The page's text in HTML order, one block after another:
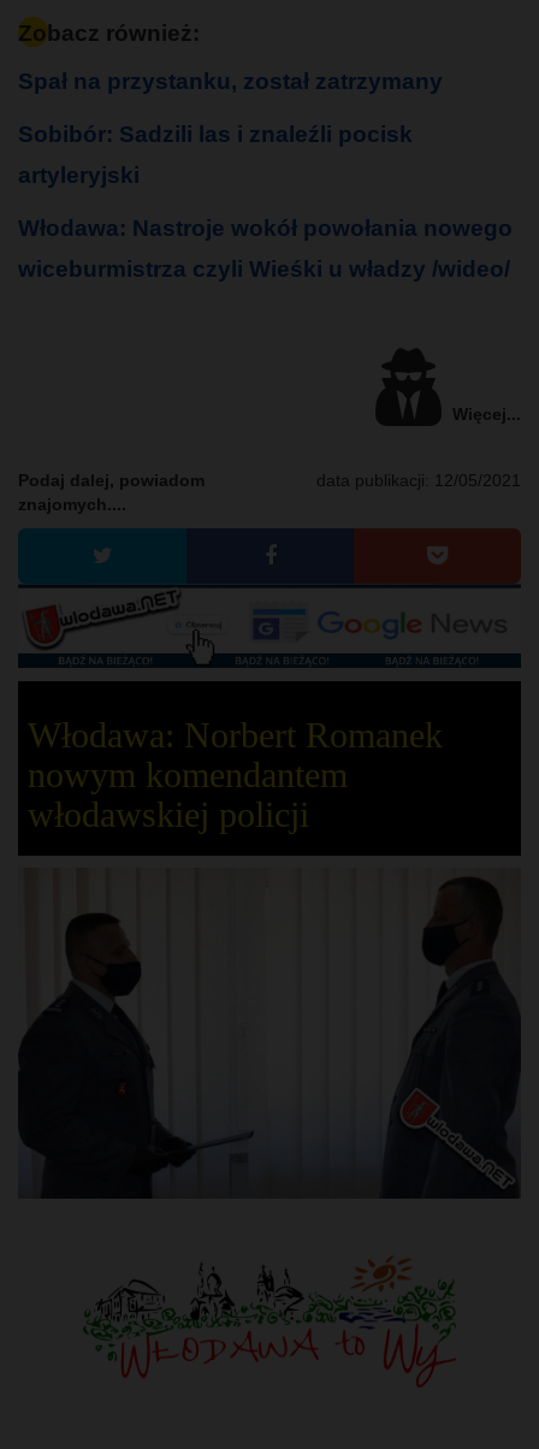
Zobacz również:
Spał na przystanku, został zatrzymany
Sobibór: Sadzili las i znaleźli pocisk
artyleryjski
Włodawa: Nastroje wokół powołania nowego
wiceburmistrza czyli Wieśki u władzy /wideo/
Więcej...
data publikacji: 12/05/2021
Podaj dalej, powiadom
znajomych....
Włodawa: Norbert Romanek
nowym komendantem
włodawskiej policji